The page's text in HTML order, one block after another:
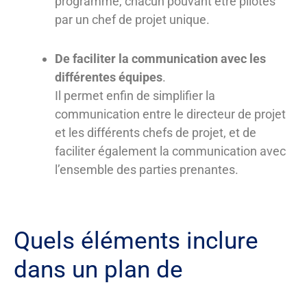
par un chef de projet unique.
De faciliter la communication avec les
différentes équipes.
Il permet enfin de simplifier la
communication entre le directeur de projet
et les différents chefs de projet, et de
faciliter également la communication avec
l’ensemble des parties prenantes.
Quels éléments inclure
dans un plan de